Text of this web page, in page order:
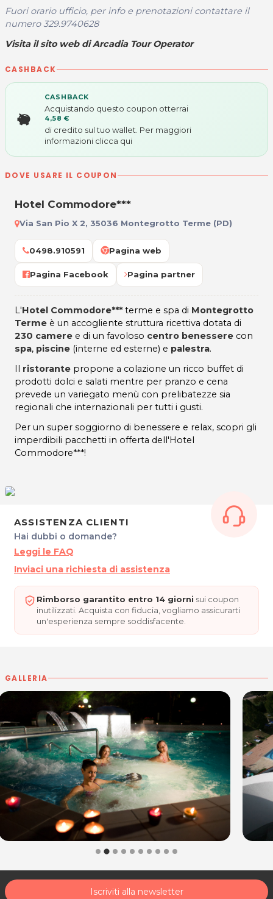
Fuori orario ufficio, per info e prenotazioni contattare il
numero 329.9740628
Visita il sito web di Arcadia Tour Operator
CASHBACK
CASHBACK
Acquistando questo coupon otterrai
4,58 €
di credito sul tuo wallet. Per maggiori
informazioni clicca qui
DOVE USARE IL COUPON
Hotel Commodore***
Via San Pio X 2, 35036 Montegrotto Terme (PD)
0498.910591 Pagina web
Pagina Facebook Pagina partner
L'Hotel Commodore*** terme e spa di Montegrotto
Terme è un accogliente struttura ricettiva dotata di
230 camere e di un favoloso centro benessere con
spa, piscine (interne ed esterne) e palestra.
Il ristorante propone a colazione un ricco buffet di
prodotti dolci e salati mentre per pranzo e cena
prevede un variegato menù con prelibatezze sia
regionali che internazionali per tutti i gusti.
Per un super soggiorno di benessere e relax, scopri gli
imperdibili pacchetti in offerta dell'Hotel
Commodore***!
ASSISTENZA CLIENTI
Hai dubbi o domande?
Leggi le FAQ
Inviaci una richiesta di assistenza
Rimborso garantito entro 14 giorni sui coupon
inutilizzati. Acquista con fiducia, vogliamo assicurarti
un'esperienza sempre soddisfacente.
GALLERIA
Iscriviti alla newsletter